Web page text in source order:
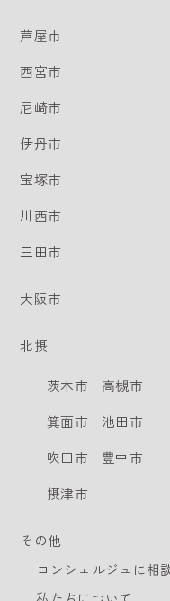
芦屋市
西宮市
尼崎市
伊丹市
宝塚市
川西市
三田市
大阪市
北摂
茨木市
高槻市
箕面市
池田市
吹田市
豊中市
摂津市
その他
コンシェルジュに相